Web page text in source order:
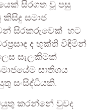
සිරගත වූ පසු
සමාජ
සිරකරුවෙක් හට
ද භුක්ති විඳිමින්
සැලකීමක්
සාතිශය
සංසිද්ධියකි.
කරන්නේ වුවද